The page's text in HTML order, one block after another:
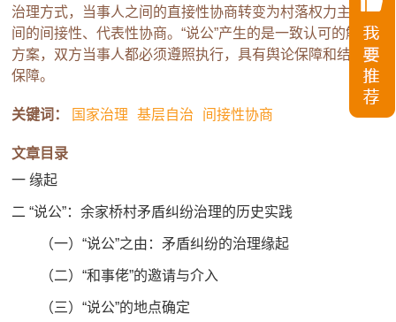
治理方式，当事人之间的直接性协商转变为村落权力主体之
间的间接性、代表性协商。“说公”产生的是一致认可的解决
方案，双方当事人都必须遵照执行，具有舆论保障和结构性
保障。
关键词： 国家治理 基层自治 间接性协商
文章目录
一 缘起
二 “说公”：余家桥村矛盾纠纷治理的历史实践
（一）“说公”之由：矛盾纠纷的治理缘起
（二）“和事佬”的邀请与介入
（三）“说公”的地点确定